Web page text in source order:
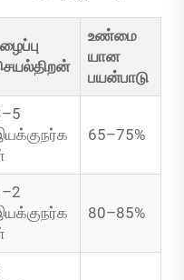
உண்மை
யான
பயன்பாடு
65–75%
80–85%